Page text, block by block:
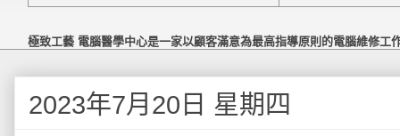
極致工藝 電腦醫學中心是一家以顧客滿意為最高指導原則的電腦維修
2023年7月20日 星期四